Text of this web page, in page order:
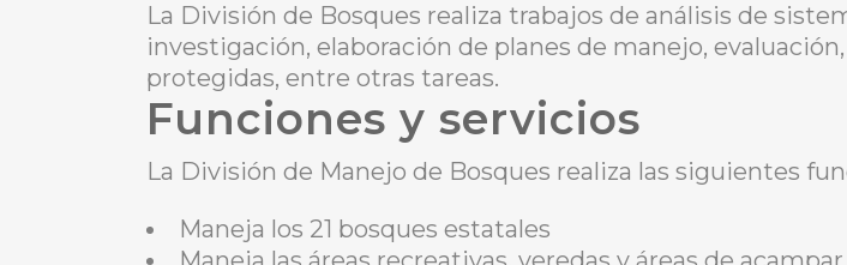
La División de Bosques realiza trabajos de análisis de
investigación, elaboración de planes de manejo,
protegidas, entre otras tareas.
Funciones y servicios
La División de Manejo de Bosques realiza las siguientes
Maneja los 21 bosques estatales